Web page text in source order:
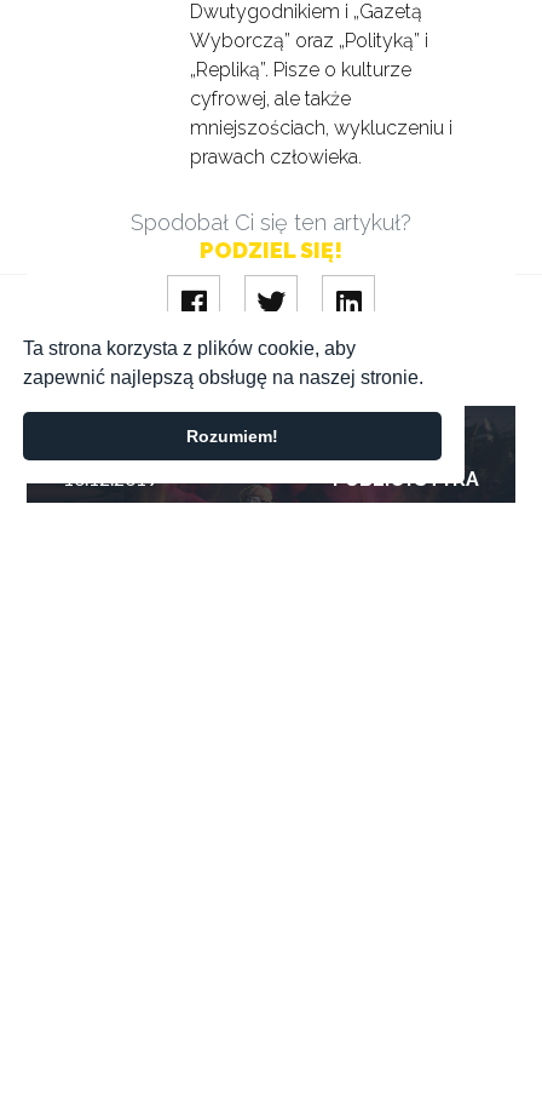
Ta strona korzysta z plików cookie, aby
zapewnić najlepszą obsługę na naszej stronie.
Rozumiem!
Dwutygodnikiem i „Gazetą
Wyborczą” oraz „Polityką” i
„Repliką”. Pisze o kulturze
cyfrowej, ale także
mniejszościach, wykluczeniu i
prawach człowieka.
Spodobał Ci się ten artykuł?
PODZIEL SIĘ!
Jezus i bezdomni kontra Zbigniew Herbert
10.12.2019 PUBLICYSTYKA
POPRZEDNI WPIS